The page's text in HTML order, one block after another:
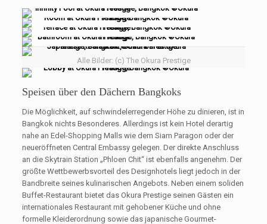
Alle Bilder: (c) The Okura Prestige
Speisen über den Dächern Bangkoks
Die Möglichkeit, auf schwindelerregender Höhe zu dinieren, ist in
Bangkok nichts Besonderes. Allerdings ist kein Hotel derartig
nahe an Edel-Shopping Malls wie dem Siam Paragon oder der
neueröffneten Central Embassy gelegen. Der direkte Anschluss
an die Skytrain Station „Phloen Chit“ ist ebenfalls angenehm. Der
größte Wettbewerbsvorteil des Designhotels liegt jedoch in der
Bandbreite seines kulinarischen Angebots. Neben einem soliden
Buffet-Restaurant bietet das Okura Prestige seinen Gästen ein
internationales Restaurant mit gehobener Küche und ohne
formelle Kleiderordnung sowie das japanische Gourmet-